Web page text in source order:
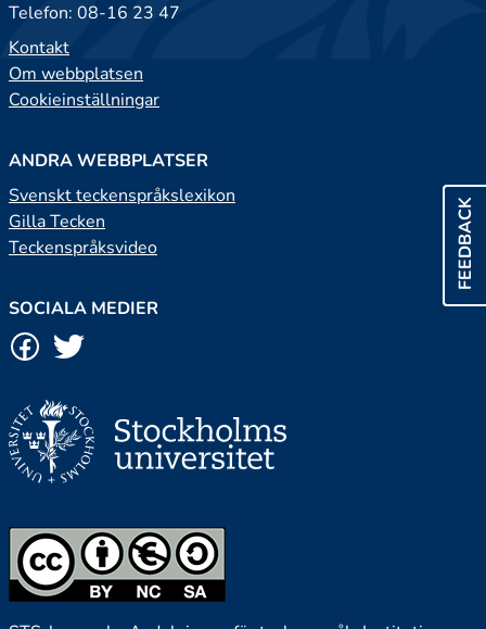
FEEDBACK
Telefon: 08-16 23 47
Kontakt
Om webbplatsen
Cookieinställningar
ANDRA WEBBPLATSER
Svenskt teckenspråkslexikon
Gilla Tecken
Teckenspråksvideo
SOCIALA MEDIER